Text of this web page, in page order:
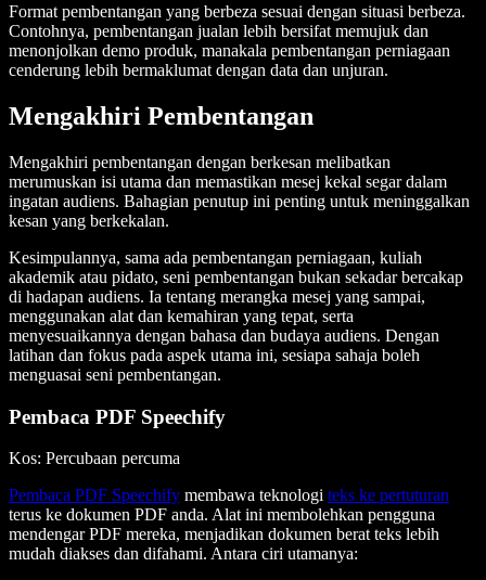
Format pembentangan yang berbeza sesuai dengan situasi berbeza.
Contohnya, pembentangan jualan lebih bersifat memujuk dan
menonjolkan demo produk, manakala pembentangan perniagaan
cenderung lebih bermaklumat dengan data dan unjuran.
Mengakhiri Pembentangan
Mengakhiri pembentangan dengan berkesan melibatkan
merumuskan isi utama dan memastikan mesej kekal segar dalam
ingatan audiens. Bahagian penutup ini penting untuk meninggalkan
kesan yang berkekalan.
Kesimpulannya, sama ada pembentangan perniagaan, kuliah
akademik atau pidato, seni pembentangan bukan sekadar bercakap
di hadapan audiens. Ia tentang merangka mesej yang sampai,
menggunakan alat dan kemahiran yang tepat, serta
menyesuaikannya dengan bahasa dan budaya audiens. Dengan
latihan dan fokus pada aspek utama ini, sesiapa sahaja boleh
menguasai seni pembentangan.
Pembaca PDF Speechify
Kos: Percubaan percuma
Pembaca PDF Speechify membawa teknologi teks ke pertuturan
terus ke dokumen PDF anda. Alat ini membolehkan pengguna
mendengar PDF mereka, menjadikan dokumen berat teks lebih
mudah diakses dan difahami. Antara ciri utamanya: